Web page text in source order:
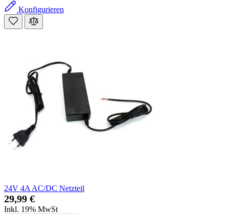
Konfigurieren
24V 4A AC/DC Netzteil
29,99 €
Inkl. 19% MwSt